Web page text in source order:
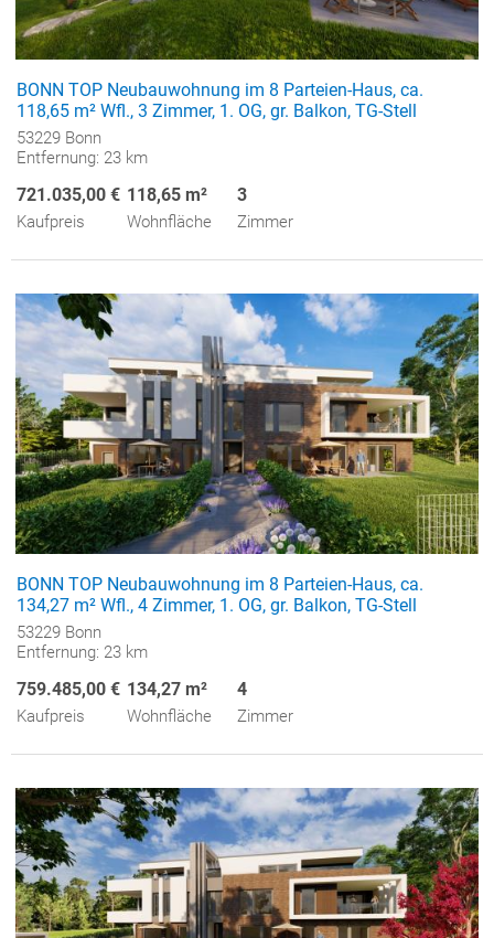
BONN TOP Neubauwohnung im 8 Parteien-Haus, ca.
118,65 m² Wfl., 3 Zimmer, 1. OG, gr. Balkon, TG-Stell
53229 Bonn
Entfernung: 23 km
721.035,00 €
Kaufpreis
118,65 m²
Wohnfläche
3
Zimmer
BONN TOP Neubauwohnung im 8 Parteien-Haus, ca.
134,27 m² Wfl., 4 Zimmer, 1. OG, gr. Balkon, TG-Stell
53229 Bonn
Entfernung: 23 km
759.485,00 €
Kaufpreis
134,27 m²
Wohnfläche
4
Zimmer